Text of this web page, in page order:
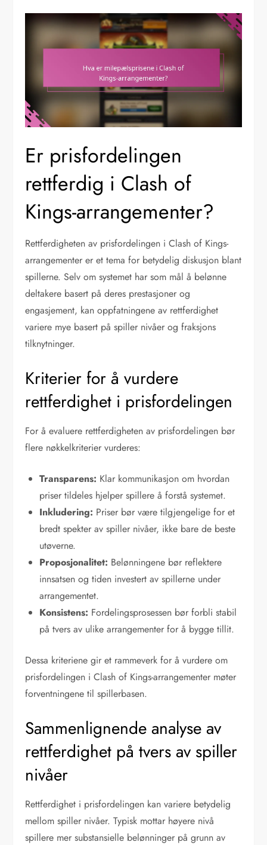
Er prisfordelingen
rettferdig i Clash of
Kings-arrangementer?
Rettferdigheten av prisfordelingen i Clash of Kings-
arrangementer er et tema for betydelig diskusjon blant
spillerne. Selv om systemet har som mål å belønne
deltakere basert på deres prestasjoner og
engasjement, kan oppfatningene av rettferdighet
variere mye basert på spiller nivåer og fraksjons
tilknytninger.
Kriterier for å vurdere
rettferdighet i prisfordelingen
For å evaluere rettferdigheten av prisfordelingen bør
flere nøkkelkriterier vurderes:
Transparens: Klar kommunikasjon om hvordan
priser tildeles hjelper spillere å forstå systemet.
Inkludering: Priser bør være tilgjengelige for et
bredt spekter av spiller nivåer, ikke bare de beste
utøverne.
Proposjonalitet: Belønningene bør reflektere
innsatsen og tiden investert av spillerne under
arrangementet.
Konsistens: Fordelingsprosessen bør forbli stabil
på tvers av ulike arrangementer for å bygge tillit.
Dessa kriteriene gir et rammeverk for å vurdere om
prisfordelingen i Clash of Kings-arrangementer møter
forventningene til spillerbasen.
Sammenlignende analyse av
rettferdighet på tvers av spiller
nivåer
Rettferdighet i prisfordelingen kan variere betydelig
mellom spiller nivåer. Typisk mottar høyere nivå
spillere mer substansielle belønninger på grunn av